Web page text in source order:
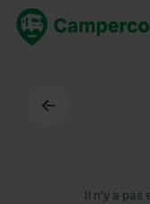
Il n'y a pas